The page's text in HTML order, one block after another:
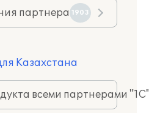
партнера 1903
Казахстана
всеми партнерами